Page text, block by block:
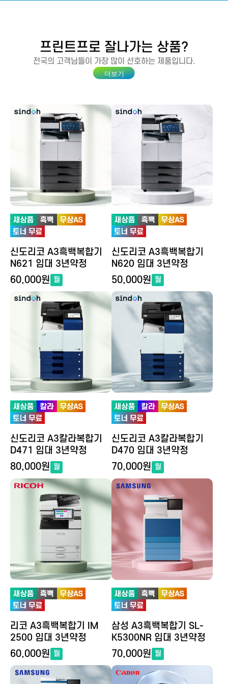
프린트프로 잘나가는 상품?
전국의 고객님들이 가장 많이 선호하는 제품입니다.
신도리코 A3흑백복합기
N621 임대 3년약정
60,000원 월
신도리코 A3흑백복합기
N620 임대 3년약정
50,000원 월
신도리코 A3칼라복합기
D471 임대 3년약정
80,000원 월
신도리코 A3칼라복합기
D470 임대 3년약정
70,000원 월
리코 A3흑백복합기 IM
2500 임대 3년약정
60,000원 월
삼성 A3흑백복합기 SL-
K5300NR 임대 3년약정
70,000원 월